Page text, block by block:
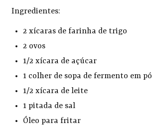
Ingredientes:
2 xícaras de farinha de trigo
2 ovos
1/2 xícara de açúcar
1 colher de sopa de fermento em pó
1/2 xícara de leite
1 pitada de sal
Óleo para fritar